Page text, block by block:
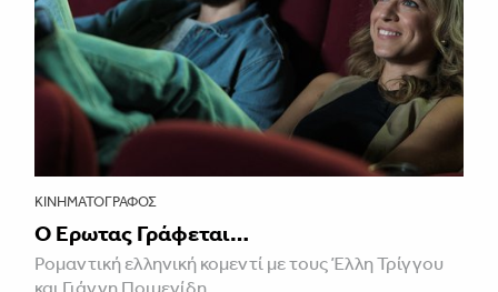
ΚΙΝΗΜΑΤΟΓΡΆΦΟΣ
Ο Έρωτας Γράφεται…
Ρομαντική ελληνική κομεντί με τους Έλλη Τρίγγου
και Γιάννη Ποιμενίδη